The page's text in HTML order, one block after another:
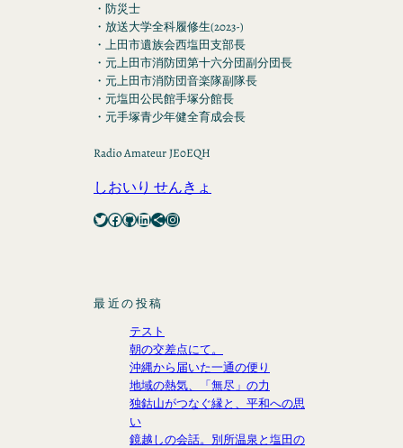
・防災士
・放送大学全科履修生(2023-)
・上田市遺族会西塩田支部長
・元上田市消防団第十六分団副分団長
・元上田市消防団音楽隊副隊長
・元塩田公民館手塚分館長
・元手塚青少年健全育成会長
Radio Amateur JE0EQH
しおいり せんきょ
Twitter Facebook GitHub LinkedIn Share Icon Instagram
最近の投稿
テスト
朝の交差点にて。
沖縄から届いた一通の便り
地域の熱気、「無尽」の力
独鈷山がつなぐ縁と、平和への思
い
鏡越しの会話。別所温泉と塩田の